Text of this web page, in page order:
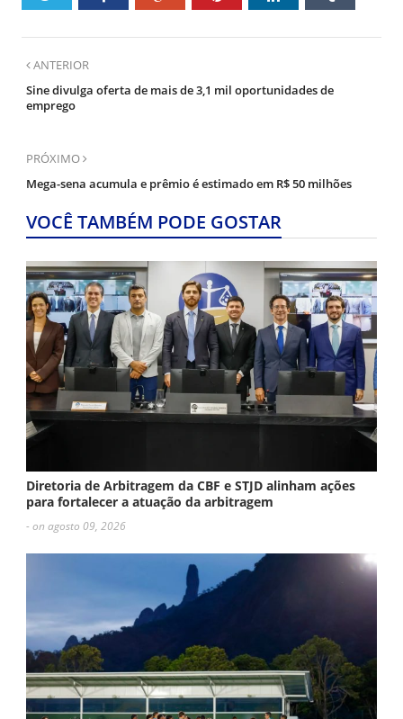
ANTERIOR
Sine divulga oferta de mais de 3,1 mil oportunidades de
emprego
PRÓXIMO
Mega-sena acumula e prêmio é estimado em R$ 50 milhões
VOCÊ TAMBÉM PODE GOSTAR
Diretoria de Arbitragem da CBF e STJD alinham ações
para fortalecer a atuação da arbitragem
- on agosto 09, 2026